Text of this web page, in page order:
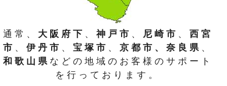
通常、 大阪府下 、 神戸市 、 尼崎市 、 西宮
市 、 伊丹市 、 宝塚市 、 京都市、奈良県 、
和歌山県 などの地域のお客様のサポート
を行っております。